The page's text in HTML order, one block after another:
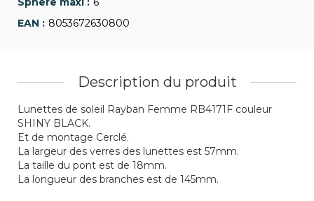
8053672630800
Description du produit
Lunettes de soleil Rayban Femme RB4171F couleur
SHINY BLACK.
Et de montage Cerclé.
La largeur des verres des lunettes est 57mm.
La taille du pont est de 18mm.
La longueur des branches est de 145mm.